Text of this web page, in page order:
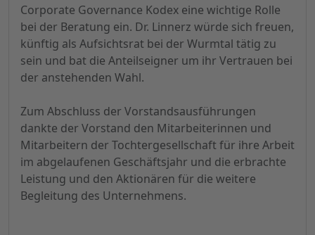
Corporate Governance Kodex eine wichtige Rolle
bei der Beratung ein. Dr. Linnerz würde sich freuen,
künftig als Aufsichtsrat bei der Wurmtal tätig zu
sein und bat die Anteilseigner um ihr Vertrauen bei
der anstehenden Wahl.
Zum Abschluss der Vorstandsausführungen
dankte der Vorstand den Mitarbeiterinnen und
Mitarbeitern der Tochtergesellschaft für ihre Arbeit
im abgelaufenen Geschäftsjahr und die erbrachte
Leistung und den Aktionären für die weitere
Begleitung des Unternehmens.